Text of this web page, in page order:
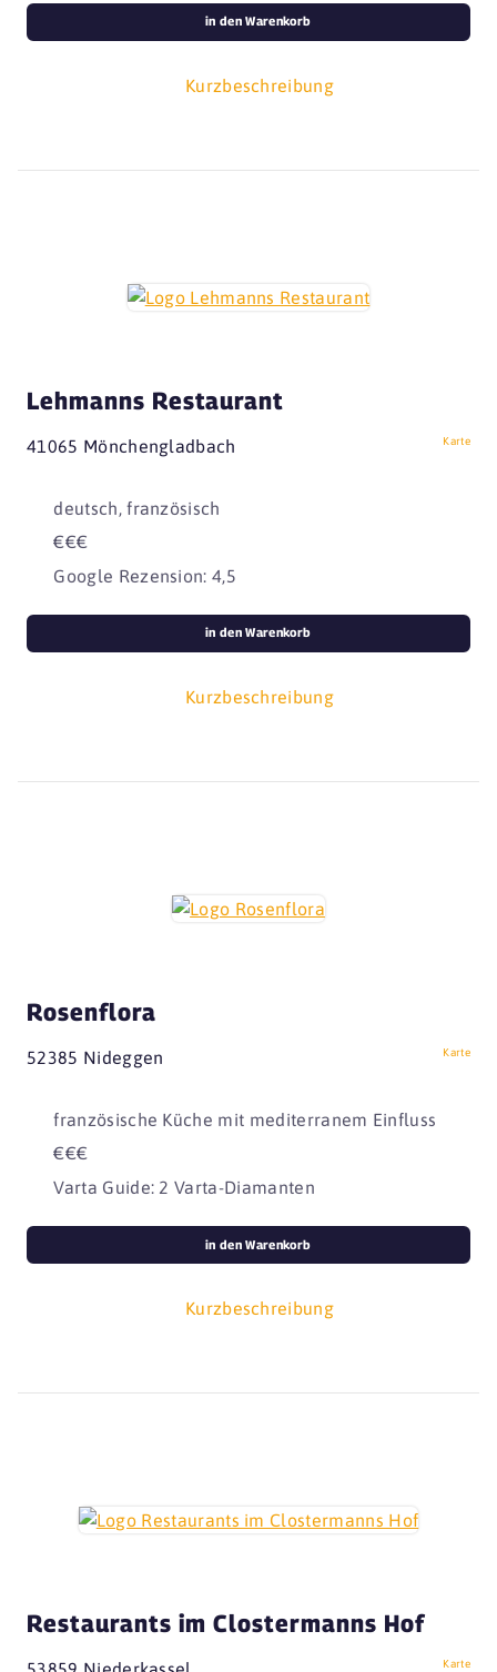
Kurzbeschreibung
in den Warenkorb
Lehmanns Restaurant
41065 Mönchengladbach Karte
deutsch, französisch
€€€
Google Rezension: 4,5
Kurzbeschreibung
in den Warenkorb
Rosenflora
52385 Nideggen Karte
französische Küche mit mediterranem Einfluss
€€€
Varta Guide: 2 Varta-Diamanten
Kurzbeschreibung
in den Warenkorb
Restaurants im Clostermanns Hof
Karte